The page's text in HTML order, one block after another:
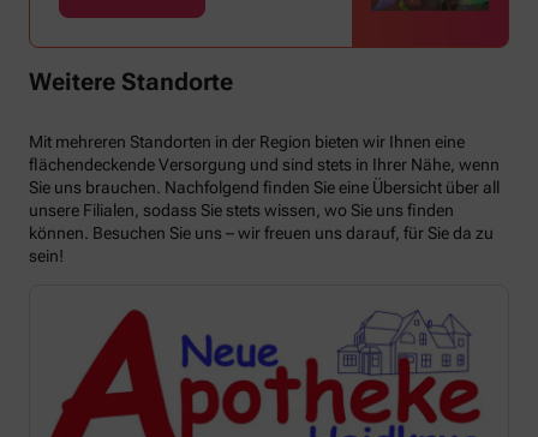
Weitere Standorte
Mit mehreren Standorten in der Region bieten wir Ihnen eine
flächendeckende Versorgung und sind stets in Ihrer Nähe, wenn
Sie uns brauchen. Nachfolgend finden Sie eine Übersicht über all
unsere Filialen, sodass Sie stets wissen, wo Sie uns finden
können. Besuchen Sie uns – wir freuen uns darauf, für Sie da zu
sein!